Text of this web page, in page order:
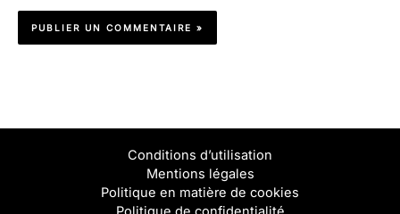
Conditions d’utilisation
Mentions légales
Politique en matière de cookies